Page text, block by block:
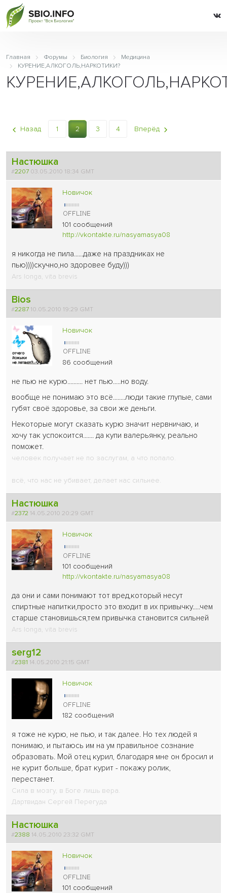
Главная Форумы Биология
Медицина
КУРЕНИЕ,АЛКОГОЛЬ,НАРКОТИКИ?
Назад 1 2 3 4 Вперёд
Настюшка
#2207 03.05.2010 18:34 GMT
Новичок
101 сообщений
http://vkontakte.ru/nasyamasya08
я никогда не пила......даже на праздниках не
пью))))скучно,но здоровее буду)))
Ars longa, vita brevis
Bios
#2287 10.05.2010 19:29 GMT
Новичок
86 сообщений
не пью не курю.......... нет пью.....но воду.
вообще не понимаю это всё........люди такие глупые, сами
губят своё здоровье, за свои же деньги.
Некоторые могут сказать курю значит нервничаю, и
хочу так успокоится....... да купи валерьянку, реально
поможет.
человек получает не по заслугам, а что попало.
всё, что нас не убивает, делает нас сильнее.
Настюшка
#2372 14.05.2010 20:29 GMT
Новичок
101 сообщений
http://vkontakte.ru/nasyamasya08
да они и сами понимают тот вред,который несут
спиртные напитки,просто это входит в их привычку.....чем
старше становишься,тем привычка становится сильней
Ars longa, vita brevis
serg12
#2381 14.05.2010 21:15 GMT
Новичок
182 сообщений
я тоже не курю, не пью, и так далее. Но тех людей я
понимаю, и пытаюсь им на ум правильное сознание
образовать. Мой отец курил, благодаря мне он бросил и
не курит больше, брат курит - покажу ролик,
перестанет.
Сила в мозгу, в Боге лишь вера.
Дартвидан Сергей Перегуда
Настюшка
#2388 14.05.2010 23:32 GMT
Новичок
101 сообщений